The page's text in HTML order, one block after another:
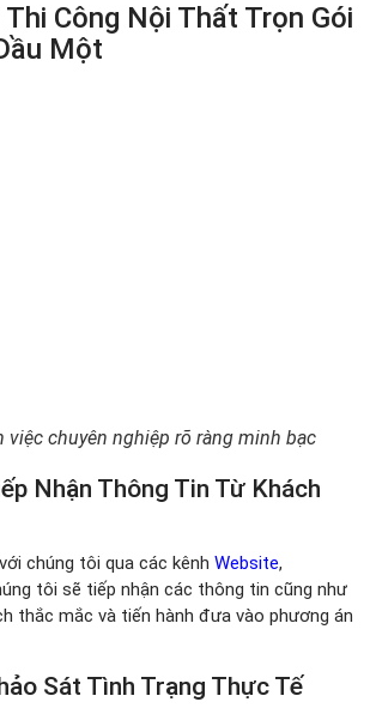
Công Nội Thất Trọn Gói
Một
việc chuyên nghiệp rõ ràng minh bạc
Nhận Thông Tin Từ Khách
chúng tôi qua các kênh Website,
tôi sẽ tiếp nhận các thông tin cũng như
thắc mắc và tiến hành đưa vào phương án
Sát Tình Trạng Thực Tế